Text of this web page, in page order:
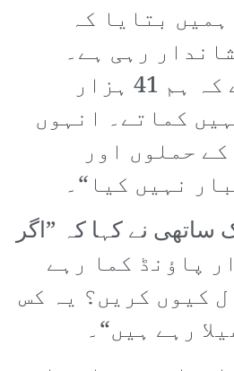
بتایا کہ
رہی ہے۔
عوام کو پتہ ہے کہ ہم 41 ہزار
کماتے۔ انہوں
حملوں اور
نہیں کیا“۔
ساتھی نے کہا کہ ”اگر
40 ہزار پاؤنڈ کما رہے
کیوں کریں؟ یہ کس
رہے ہیں“۔